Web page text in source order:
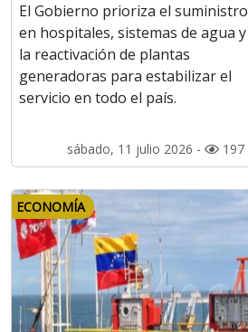
El Gobierno prioriza el suministro
en hospitales, sistemas de agua y
la reactivación de plantas
generadoras para estabilizar el
servicio en todo el país.
sábado, 11 julio 2026 - 197
ECONOMÍA